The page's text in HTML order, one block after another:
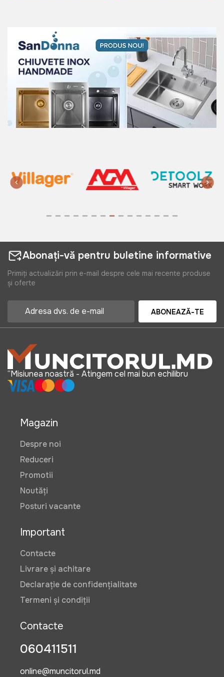
Abonați-vă pentru buletine informative
Primiți actualizări prin e-mail despre cele mai recente produse
și oferte
ABONEAZĂ-TE
“Misiunea noastră - Atingem cel mai bun echilibru
Magazin
Despre noi
Reduceri
Promotii
Noutăți
Posturi vacante
Important
Contacte
Livrare și achitare
Declarație de confidențialitate
Termeni și condiții
Contacte
060411511
online@muncitorul.md